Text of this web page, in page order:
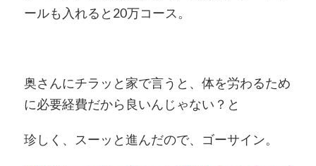
ールも入れると20万コース。
奥さんにチラッと家で言うと、体を労わるため
に必要経費だから良いんじゃない？と
珍しく、スーッと進んだので、ゴーサイン。